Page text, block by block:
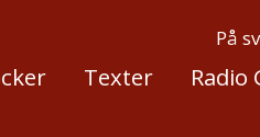
På
Texter Radio